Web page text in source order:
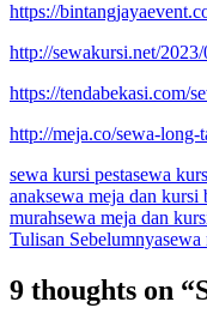
https://
http://sewakursi.net/
https://tendabekasi.com/
http://meja.co/sewa-
sewa kursi pestasewa
anaksewa meja dan kursi
murahsewa meja dan
Navigasi
Tulisan
Tulisan Sebelumnyasewa
9 thoughts on